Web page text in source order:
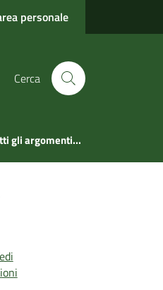
personale
Cerca
gli argomenti...